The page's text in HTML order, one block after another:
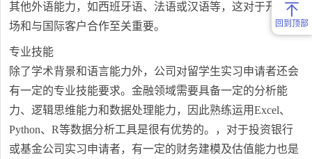
其他外语能力，如西班牙语、法语或汉语等，这对于开拓市
场和与国际客户合作至关重要。
专业技能
除了学术背景和语言能力外，公司对留学生实习申请者还会
有一定的专业技能要求。金融领域需要具备一定的分析能
力、逻辑思维能力和数据处理能力，因此熟练运用Excel、
Python、R等数据分析工具是很有优势的。，对于投资银行
或基金公司实习申请者，有一定的财务建模及估值能力也是
回到顶部